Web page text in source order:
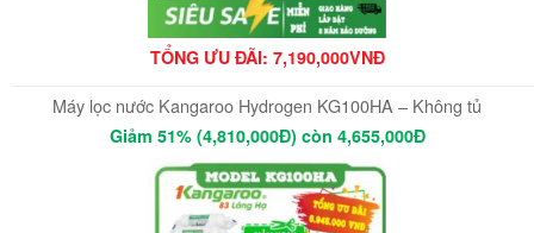
TỔNG ƯU ĐÃI: 7,190,000VNĐ
Máy lọc nước Kangaroo Hydrogen KG100HA – Không tủ
Giảm 51% (4,810,000Đ) còn 4,655,000Đ